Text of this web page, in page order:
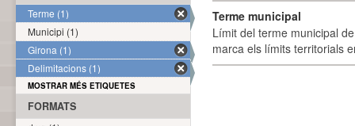
Terme municipal
Límit del terme municipal
marca els límits territorials
Terme (1)
Municipi (1)
Girona (1)
Delimitacions (1)
MOSTRAR MÉS ETIQUETES
FORMATS